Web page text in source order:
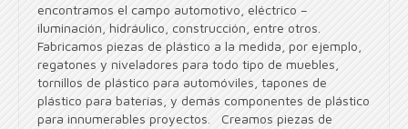
encontramos el campo automotivo, eléctrico –
iluminación, hidráulico, construcción, entre otros.
Fabricamos piezas de plástico a la medida, por ejemplo,
regatones y niveladores para todo tipo de muebles,
tornillos de plástico para automóviles, tapones de
plástico para baterías, y demás componentes de plástico
para innumerables proyectos. Creamos piezas de